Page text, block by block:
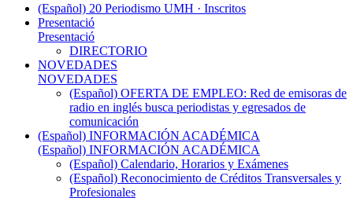
(Español) 20 Periodismo UMH · Inscritos
Presentació
Presentació
DIRECTORIO
NOVEDADES
NOVEDADES
(Español) OFERTA DE EMPLEO: Red de emisoras de
radio en inglés busca periodistas y egresados de
comunicación
(Español) INFORMACIÓN ACADÉMICA
(Español) INFORMACIÓN ACADÉMICA
(Español) Calendario, Horarios y Exámenes
(Español) Reconocimiento de Créditos Transversales y
Profesionales